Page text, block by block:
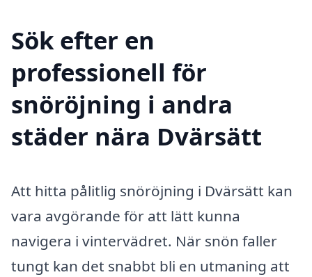
Sök efter en
professionell för
snöröjning i andra
städer nära Dvärsätt
Att hitta pålitlig snöröjning i Dvärsätt kan
vara avgörande för att lätt kunna
navigera i vintervädret. När snön faller
tungt kan det snabbt bli en utmaning att